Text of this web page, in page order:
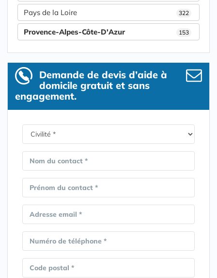
Pays de la Loire 322
Provence-Alpes-Côte-D'Azur 153
Demande de devis d’aide à
domicile gratuit et sans
engagement.
Nom du contact *
Prénom du contact *
Adresse email *
Numéro de téléphone *
Code postal *